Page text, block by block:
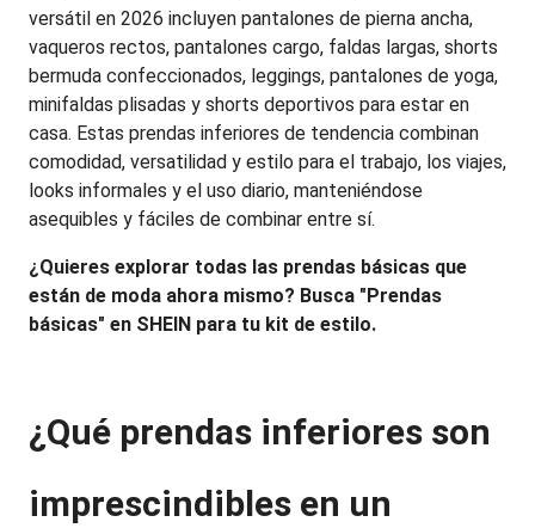
versátil en 2026 incluyen pantalones de pierna ancha,
vaqueros rectos, pantalones cargo, faldas largas, shorts
bermuda confeccionados, leggings, pantalones de yoga,
minifaldas plisadas y shorts deportivos para estar en
casa. Estas prendas inferiores de tendencia combinan
comodidad, versatilidad y estilo para el trabajo, los viajes,
looks informales y el uso diario, manteniéndose
asequibles y fáciles de combinar entre sí.
¿Quieres explorar todas las prendas básicas que
están de moda ahora mismo? Busca "Prendas
básicas" en SHEIN para tu kit de estilo.
¿Qué prendas inferiores son
imprescindibles en un